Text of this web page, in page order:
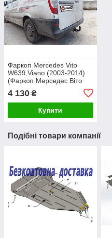
Фаркоп Mercedes Vito
W639,Viano (2003-2014)
(Фаркоп Мерседес Віто
4 130 ₴
Купити
Подібні товари компанії